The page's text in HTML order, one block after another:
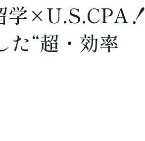
学×U.S.CPA！
た“超・効率